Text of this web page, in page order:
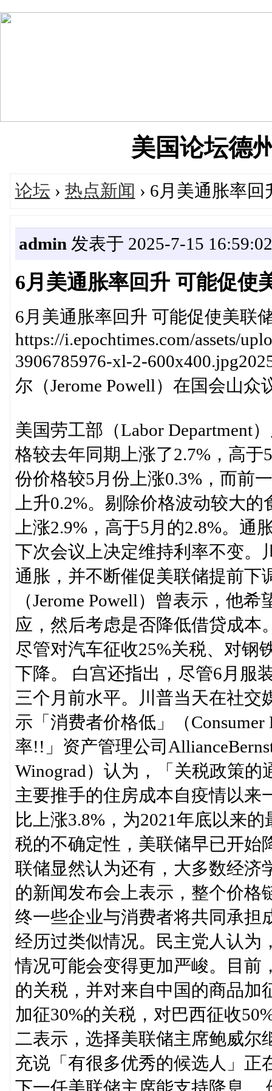
美国论坛德
论坛 › 热点新闻 › 6月美通胀率
admin 发表于 2025-7-15 16:59:02
6月美通胀率回升 可能促使
6月美通胀率回升 可能促使美联
https://i.epochtimes.com/assets/
3906785976-xl-2-
尔（Jerome Powell）在国会山
美国劳工部（Labor Department
格较去年同期上涨了2.7%，高
份价格较5月份上涨0.3%，而前
上升0.2%。剔除价格波动较大
上涨2.9%，高于5月的2.8%。
下次会议上决定维持利率不变。
通胀，并不断催促美联储提前下
（Jerome Powell）曾表示，他
应，然后考虑是否降低借贷成本
尽管对汽车征收25%关税、对钢
下降。 白宫还指出，尽管6月服
三个月前水平。川普当天在社交
示「消费者价格低」（
率!!」资产管理公司
Winograd）认为，「关税政策
主要推手的住房成本自疫情以来
比上涨3.8%，为2021年底以来
税的不确定性，美联储早已开始
联储显然认为还有，大多数经济
的新闻发布会上表示，整个价格
终一些企业与消费者将共同承担
经历过类似情况。民主党人认为
情况可能会变得更加严峻。目前
的关税，并对来自中国的商品加
加征30%的关税，对巴西征收
二表示，选择美联储主席鲍威尔
充说「有很多优秀的候选人」正